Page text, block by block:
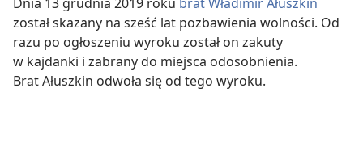
został skazany na sześć lat pozbawienia wolności. Od
razu po ogłoszeniu wyroku został on zakuty
w kajdanki i zabrany do miejsca odosobnienia.
Brat Ałuszkin odwoła się od tego wyroku.